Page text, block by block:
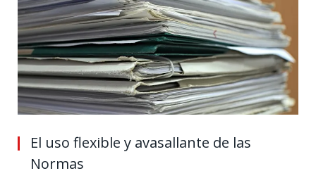
El uso flexible y avasallante de las
Normas